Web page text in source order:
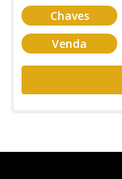
Chaves
Venda